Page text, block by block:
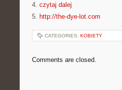
4. czytaj dalej
5. http://the-dye-lot.com
CATEGORIES: KOBIETY
Comments are closed.